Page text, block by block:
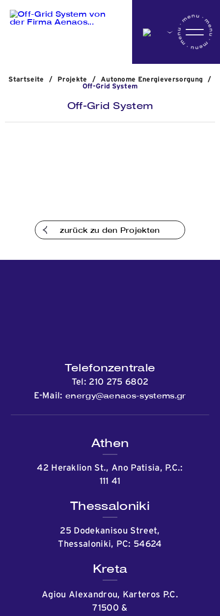
Das Unternehmen
Aktivitäten
Kommunikation
Startseite / Projekte / Αutonome Energieversorgung
/
Off-Grid System
Off-Grid System
zurück zu den Projekten
Telefonzentrale
Tel: 210 275 6802
E-Mail: energy@aenaos-systems.gr
Athen
42 Heraklion St., Ano Patisia, P.C.:
111 41
Thessaloniki
25 Dodekanisou Street,
Thessaloniki, PC: 54624
Kreta
Agiou Alexandrou, Karteros P.C.
71500 &